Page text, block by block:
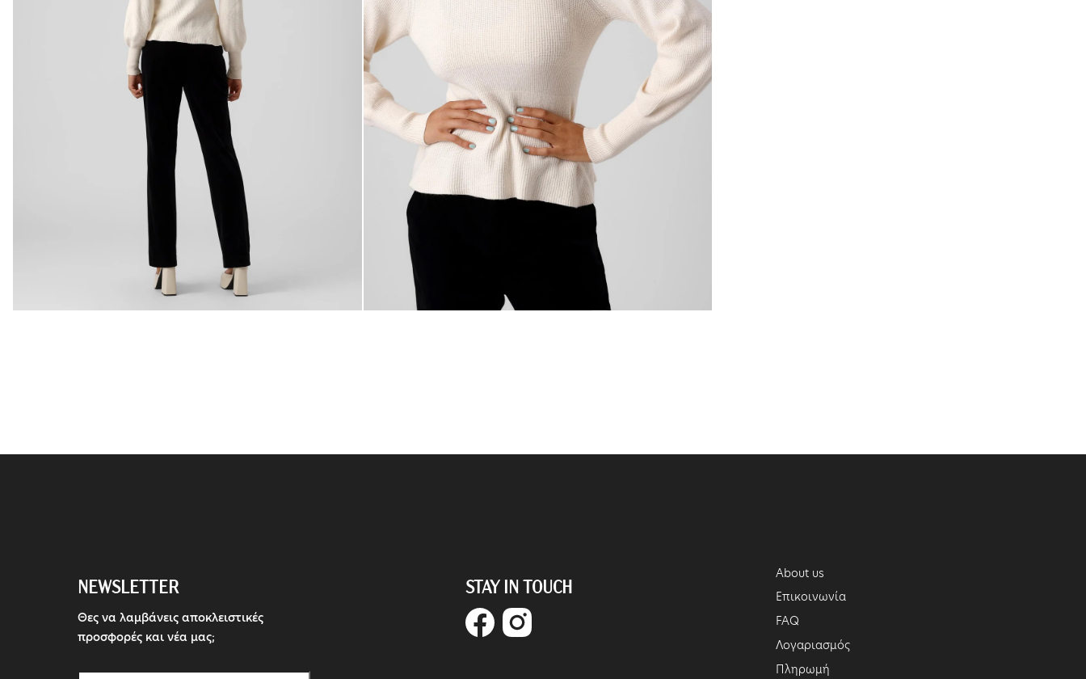
NEWSLETTER
Θες να λαμβάνεις αποκλειστικές
προσφορές και νέα μας;
STAY IN TOUCH
FacebookInstagram
About us
Επικοινωνία
FAQ
Λογαριασμός
Πληρωμή